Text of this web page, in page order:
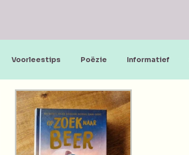
Voorleestips Poëzie Informatief